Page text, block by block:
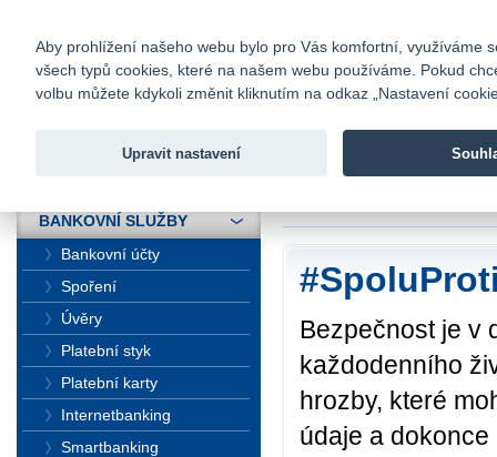
Fio banka
Fio banka
Bezpečnost je v
každodenního
hrozby, které
údaje a dokonce
BANKOVNÍ SLUŽBY
Bankovní účty
Spoření
Úvěry
Platební styk
Platební karty
Internetbanking
Smartbanking
Aby prohlížení našeho webu bylo pro Vás komfortní, využíváme
všech typů cookies, které na našem webu používáme. Pokud
volbu můžete kdykoli změnit kliknutím na odkaz „Nastavení
Upravit nastavení